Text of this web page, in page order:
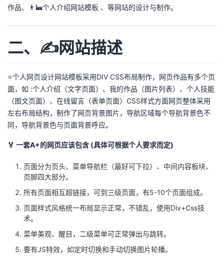
作品、👨‍🏭个人介绍网站模板 、等网站的设计与制作。
二、✍️网站描述
⭐个人网页设计网站模板采用DIV CSS布局制作，网页作品有多个页
面，如 :个人介绍（文字页面）、我的作品（图片列表）、个人技能
（图文页面）、在线留言（表单页面）CSS样式方面网页整体采用
左右布局结构，制作了网页背景图片，导航区域每个导航背景色不
同，导航背景色与页面背景呼应。
🏅 一套A+的网页应该包含 (具体可根据个人要求而定)
页面分为页头、菜单导航栏（最好可下拉）、中间内容板块、
页脚四大部分。
所有页面相互超链接，可到三级页面，有5-10个页面组成。
页面样式风格统一布局显示正常，不错乱，使用Div+Css技
术。
菜单美观、醒目，二级菜单可正常弹出与跳转。
要有JS特效，如定时切换和手动切换图片轮播。